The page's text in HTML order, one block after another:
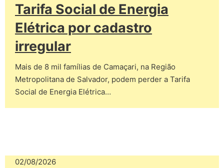
Tarifa Social de Energia
Elétrica por cadastro
irregular
Mais de 8 mil famílias de Camaçari, na Região
Metropolitana de Salvador, podem perder a Tarifa
Social de Energia Elétrica…
02/08/2026